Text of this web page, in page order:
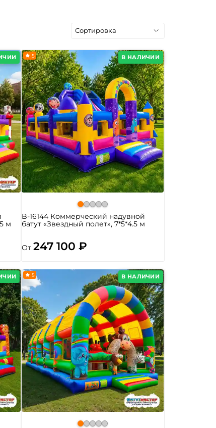
м
В НАЛИЧИИ
5
B-16144 Коммерческий надувной
батут «Звездный полет», 7*5*4.5 м
От 247 100 ₽
В НАЛИЧИИ
5